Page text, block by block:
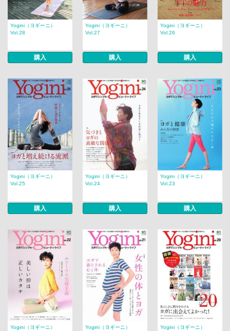
Yogini（ヨギーニ）
Vol.28
購入
Yogini（ヨギーニ）
Vol.27
購入
Yogini（ヨギーニ）
Vol.26
購入
Yogini（ヨギーニ）
Vol.25
購入
Yogini（ヨギーニ）
Vol.24
購入
Yogini（ヨギーニ）
Vol.23
購入
Yogini（ヨギーニ）
Yogini（ヨギーニ）
Yogini（ヨギーニ）